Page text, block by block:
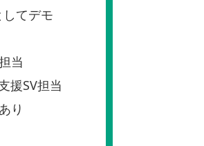
てデモ
当
援SV担当
り